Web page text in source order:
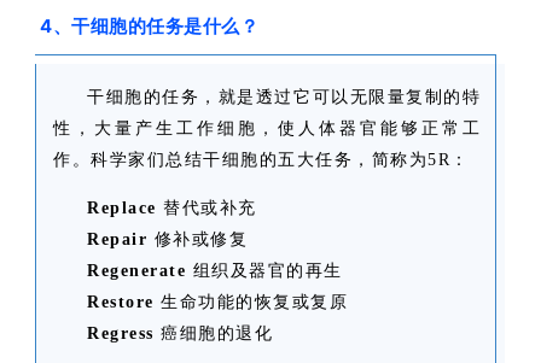
4、干细胞的任务是什么？
干细胞的任务，就是透过它可以无限量复制的特
性，大量产生工作细胞，使人体器官能够正常工
作。科学家们总结干细胞的五大任务，简称为5R：
Replace 替代或补充
Repair 修补或修复
Regenerate 组织及器官的再生
Restore 生命功能的恢复或复原
Regress 癌细胞的退化